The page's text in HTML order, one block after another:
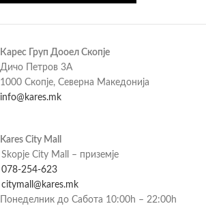
Карес Груп Дооел Скопје
Дичо Петров 3А
1000 Скопје, Северна Македонија
info@kares.mk
Kares City Mall
Skopje City Mall – приземје
078-254-623
citymall@kares.mk
Понеделник до Сабота 10:00h – 22:00h